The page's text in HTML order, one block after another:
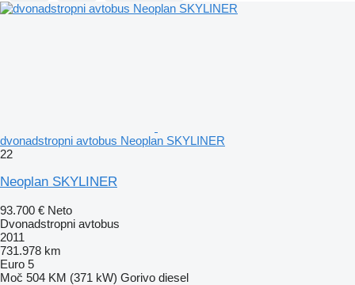
dvonadstropni avtobus Neoplan SKYLINER
22
Neoplan SKYLINER
93.700 € Neto
Dvonadstropni avtobus
2011
731.978 km
Euro 5
Moč 504 KM (371 kW) Gorivo diesel